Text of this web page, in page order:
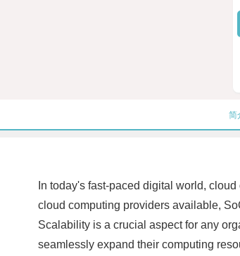
简
In today's fast-paced digital world,
cloud computing providers available,
Scalability is a crucial aspect for any
seamlessly expand their computing